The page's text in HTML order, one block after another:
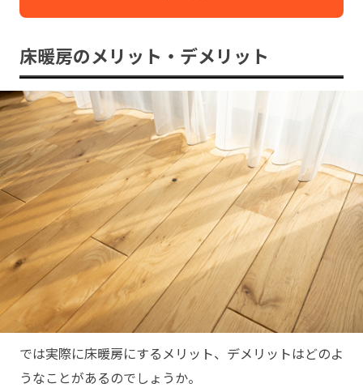
床暖房のメリット・デメリット
では実際に床暖房にするメリット、デメリットはどのよ
うなことがあるのでしょうか。